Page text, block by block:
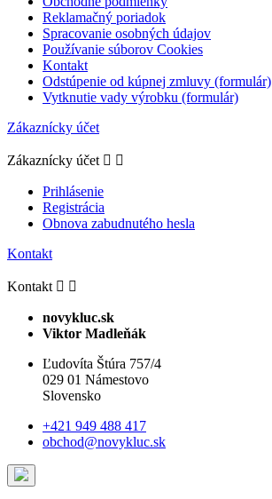
Reklamačný poriadok
Spracovanie osobných údajov
Používanie súborov Cookies
Kontakt
Odstúpenie od kúpnej zmluvy (formulár)
Vytknutie vady výrobku (formulár)
Zákaznícky účet
Zákaznícky účet  
Prihlásenie
Registrácia
Obnova zabudnutého hesla
Kontakt
Kontakt  
novykluc.sk
Viktor Madleňák
Ľudovíta Štúra 757/4
029 01 Námestovo
Slovensko
+421 949 488 417
obchod@novykluc.sk